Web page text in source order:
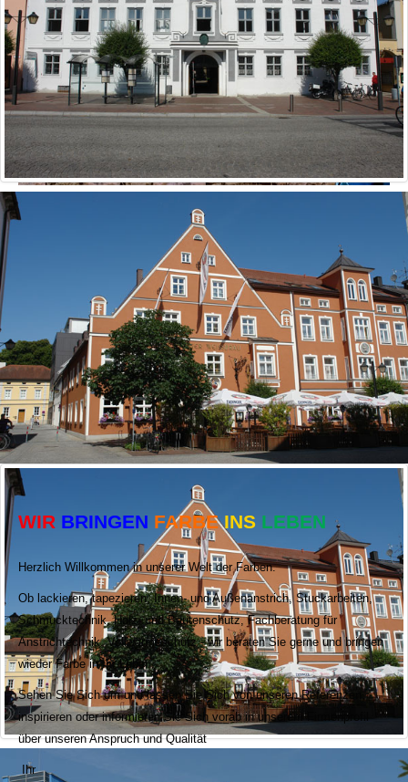
Wir helfen!
Ihr Fachbetrieb für
Schimmel­beseitigung
ERFAHREN SIE MEHR
Maler gesucht?
Ihr Fachbetrieb
Tel: 08122/42633
info@maler-erding.de
KONTAKTIEREN SIE UNS
WIR BRINGEN FARBE INS LEBEN
Herzlich Willkommen in unserer Welt der Farben.
Ob lackieren, tapezieren, Innen- und Außenanstrich, Stuckarbeiten,
Schmucktechnik, Holz- und Bautenschutz, Fachberatung für
Anstrichtechnik, Vollwärmeschutz - wir beraten Sie gerne und bringen
wieder Farbe in Ihr Leben.
Sehen Sie Sich um und lassen Sie Sich von unseren Referenzen
inspirieren oder informieren Sie Sich vorab in unserem Firmenprofil
über unseren Anspruch und Qualität
Ihr